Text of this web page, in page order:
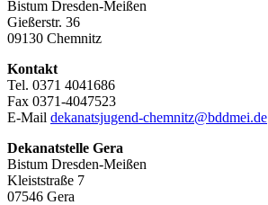
Bistum Dresden-Meißen
Gießerstr. 36
09130 Chemnitz
Kontakt
Tel. 0371 4041686
Fax 0371-4047523
E-Mail dekanatsjugend-chemnitz@bddmei.de
Dekanatstelle Gera
Bistum Dresden-Meißen
Kleiststraße 7
07546 Gera